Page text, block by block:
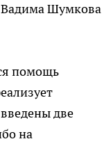
Вадима Шумкова
помощь
две
на